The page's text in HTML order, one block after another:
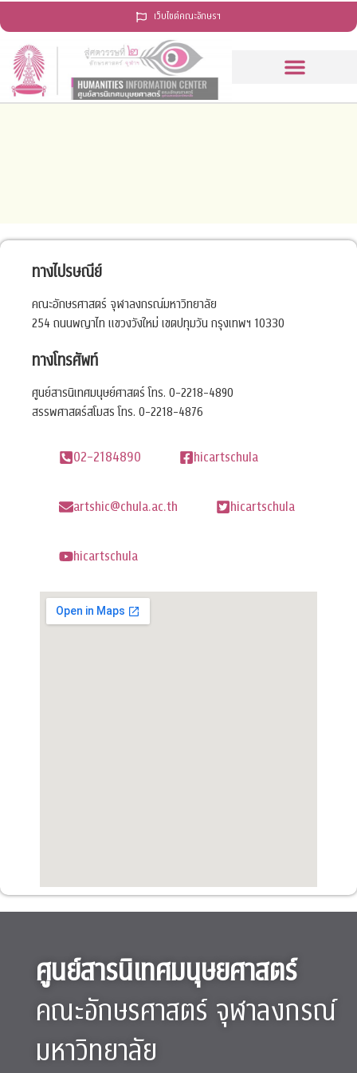
เว็บไซต์คณะอักษรฯ
ทางไปรษณีย์
คณะอักษรศาสตร์ จุฬาลงกรณ์มหาวิทยาลัย
254 ถนนพญาไท แขวงวังใหม่ เขตปทุมวัน กรุงเทพฯ 10330
ทางโทรศัพท์
ศูนย์สารนิเทศมนุษย์ศาสตร์ โทร. 0-2218-4890
สรรพศาสตร์สโมสร โทร. 0-2218-4876
02-2184890 hicartschula
artshic@chula.ac.th hicartschula
hicartschula
ศูนย์สารนิเทศมนุษยศาสตร์
คณะอักษรศาสตร์ จุฬาลงกรณ์
มหาวิทยาลัย